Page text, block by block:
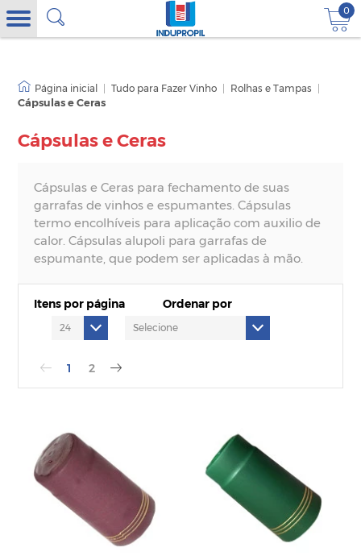
0
Tudo para Fazer Vinho Rolhas e Tampas
Cápsulas e Ceras
Cápsulas e Ceras
Cápsulas e Ceras para fechamento de suas
garrafas de vinhos e espumantes. Cápsulas
termo encolhíveis para aplicação com auxilio de
calor. Cápsulas alupoli para garrafas de
espumante, que podem ser aplicadas à mão.
Itens por página Ordenar por
1 2